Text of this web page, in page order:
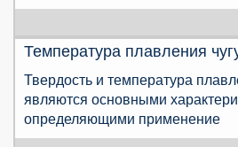
Температура плавления
Твердость и температура
являются основными
определяющими применение